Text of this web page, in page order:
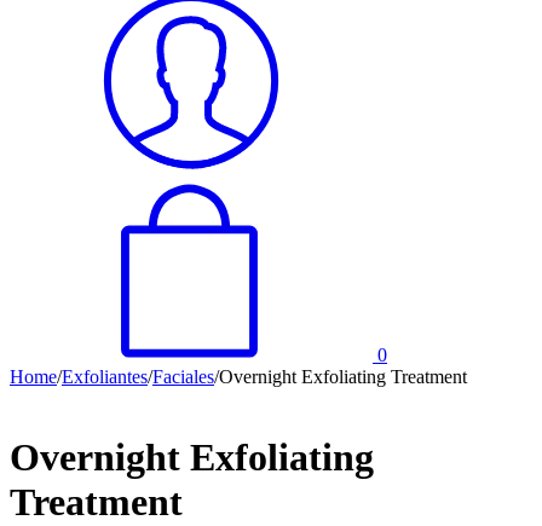
0
Home/Exfoliantes/Faciales/Overnight Exfoliating Treatment
Overnight Exfoliating
Treatment